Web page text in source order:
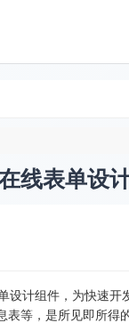
线表单设
计组件，为快速
等，是所见即所得